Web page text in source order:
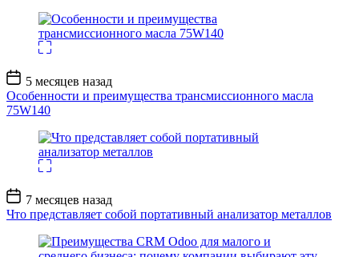
Дата
записи
5 месяцев назад
Особенности и преимущества трансмиссионного масла
75W140
Дата
записи
7 месяцев назад
Что представляет собой портативный анализатор металлов